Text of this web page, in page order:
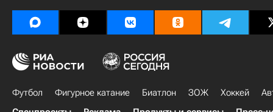
Футбол Фигурное катание Биатлон ЗОЖ Хоккей